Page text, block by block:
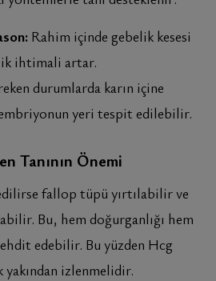
Rahim içinde gebelik kesesi
ihtimali artar.
durumlarda karın içine
yeri tespit edilebilir.
Tanının Önemi
fallop tüpü yırtılabilir ve
Bu, hem doğurganlığı hem
tehdit edebilir. Bu yüzden Hcg
izlenmelidir.